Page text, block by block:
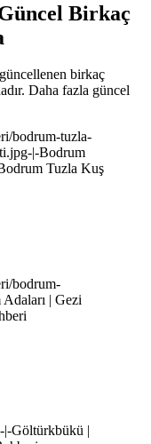
Birkaç
birkaç
Daha fazla güncel
bodrum-tuzla-
|-Bodrum
Tuzla Kuş
bodrum-
| Gezi
Göltürkbükü |